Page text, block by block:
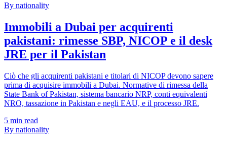
By nationality
Immobili a Dubai per acquirenti
pakistani: rimesse SBP, NICOP e il desk
JRE per il Pakistan
Ciò che gli acquirenti pakistani e titolari di NICOP devono sapere
prima di acquisire immobili a Dubai. Normative di rimessa della
State Bank of Pakistan, sistema bancario NRP, conti equivalenti
NRO, tassazione in Pakistan e negli EAU, e il processo JRE.
5 min read
By nationality